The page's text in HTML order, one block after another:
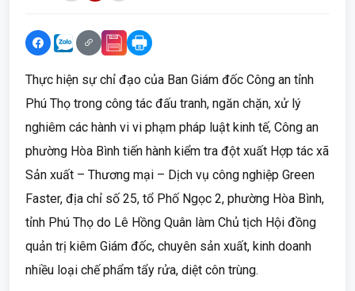
Thực hiện sự chỉ đạo của Ban Giám đốc Công an tỉnh
Phú Thọ trong công tác đấu tranh, ngăn chặn, xử lý
nghiêm các hành vi vi phạm pháp luật kinh tế, Công an
phường Hòa Bình tiến hành kiểm tra đột xuất Hợp tác xã
Sản xuất – Thương mại – Dịch vụ công nghiệp Green
Faster, địa chỉ số 25, tổ Phố Ngọc 2, phường Hòa Bình,
tỉnh Phú Thọ do Lê Hồng Quân làm Chủ tịch Hội đồng
quản trị kiêm Giám đốc, chuyên sản xuất, kinh doanh
nhiều loại chế phẩm tẩy rửa, diệt côn trùng.